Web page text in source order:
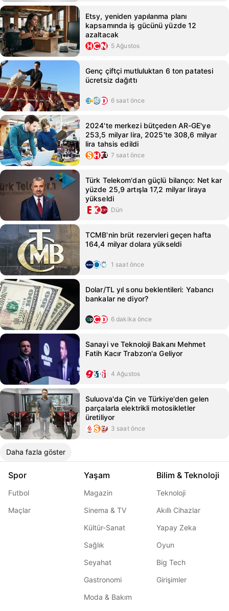
Etsy, yeniden yapılanma planı
kapsamında iş gücünü yüzde 12
azaltacak
5 Ağustos
Genç çiftçi mutluluktan 6 ton patatesi
ücretsiz dağıttı
6 saat önce
2024'te merkezi bütçeden AR-GE'ye
253,5 milyar lira, 2025'te 308,6 milyar
lira tahsis edildi
7 saat önce
Türk Telekom'dan güçlü bilanço: Net kar
yüzde 25,9 artışla 17,2 milyar liraya
yükseldi
Dün
TCMB'nin brüt rezervleri geçen hafta
164,4 milyar dolara yükseldi
1 saat önce
Dolar/TL yıl sonu beklentileri: Yabancı
bankalar ne diyor?
6 dakika önce
Sanayi ve Teknoloji Bakanı Mehmet
Fatih Kacır Trabzon'a Geliyor
4 Ağustos
Suluova'da Çin ve Türkiye'den gelen
parçalarla elektrikli motosikletler
üretiliyor
3 saat önce
Daha fazla göster
Spor
Futbol
Maçlar
Yaşam
Magazin
Sinema & TV
Kültür-Sanat
Sağlık
Seyahat
Gastronomi
Moda & Bakım
Bilim & Teknoloji
Teknoloji
Akıllı Cihazlar
Yapay Zeka
Oyun
Big Tech
Girişimler